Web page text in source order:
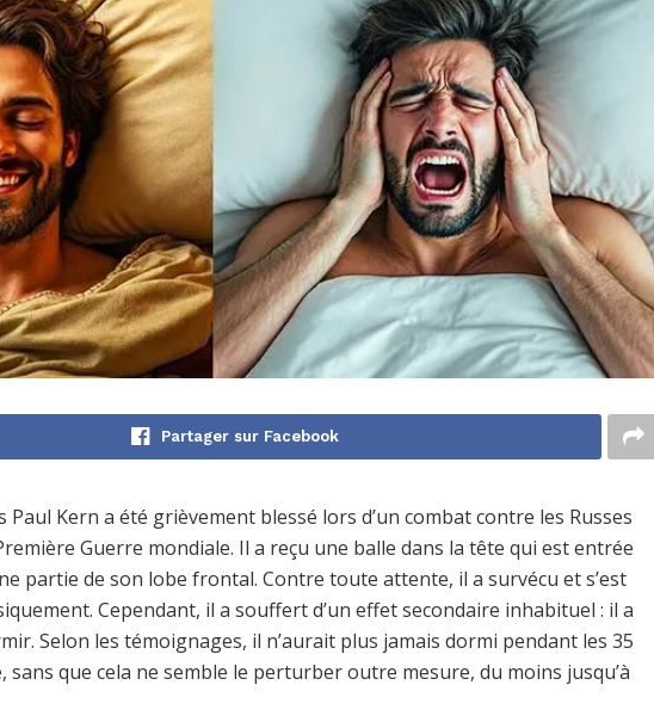
Partager sur Facebook
Paul Kern a été grièvement blessé lors d’un combat contre les Russes
Guerre mondiale. Il a reçu une balle dans la tête qui est entrée
partie de son lobe frontal. Contre toute attente, il a survécu et s’est
Cependant, il a souffert d’un effet secondaire inhabituel : il a
Selon les témoignages, il n’aurait plus jamais dormi pendant les 35
sans que cela ne semble le perturber outre mesure, du moins jusqu’à